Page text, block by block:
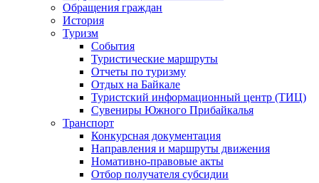
Обращения граждан
История
Туризм
События
Туристические маршруты
Отчеты по туризму
Отдых на Байкале
Туристский информационный центр (ТИЦ)
Сувениры Южного Прибайкалья
Транспорт
Конкурсная документация
Направления и маршруты движения
Номативно-правовые акты
Отбор получателя субсидии